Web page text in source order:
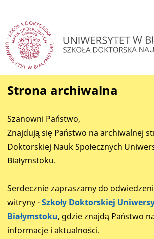
Strona archiwalna
Szanowni Państwo,
Znajdują się Państwo na archiwalnej
Doktorskiej Nauk Społecznych
Białymstoku.
Serdecznie zapraszamy do
witryny -Szkoły Doktorskiej
Białymstoku, gdzie znajdą Państwo
informacje i aktualności.